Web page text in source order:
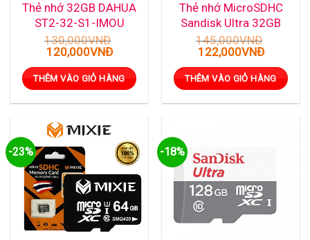
Thẻ nhớ 32GB DAHUA
ST2-32-S1-IMOU
130,000VNĐ
Giá
là:
130,000VNĐ.
120,000VNĐGiá
tại
là:
THÊM VÀO GIỎ HÀNG
Thẻ nhớ MicroSDHC
Sandisk Ultra 32GB
Class 10 100MB/s
(SDSQUNR-032G-
GN3MN)
145,000VNĐ
Giá
là:
145,000VNĐ.
122,000VNĐGiá
tại
là:
THÊM VÀO GIỎ HÀNG
-23% -18%